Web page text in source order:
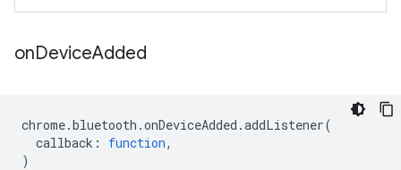
onDeviceAdded
chrome.bluetooth .onDeviceAdded .addListener(
callback : function,
)